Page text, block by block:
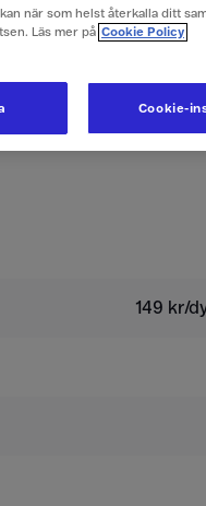
149 kr/
när som helst återkalla ditt
Läs mer på Cookie Policy
Cookie-